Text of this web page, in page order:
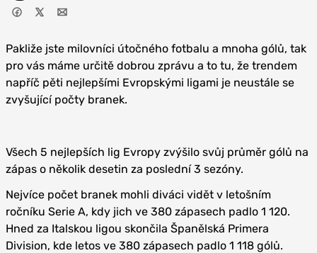
Pakliže jste milovníci útočného fotbalu a mnoha gólů, tak
pro vás máme určitě dobrou zprávu a to tu, že trendem
napříč pěti nejlepšími Evropskými ligami je neustále se
zvyšující počty branek.
Všech 5 nejlepších lig Evropy zvýšilo svůj průměr gólů na
zápas o několik desetin za poslední 3 sezóny.
Nejvíce počet branek mohli diváci vidět v letošním
ročníku Serie A, kdy jich ve 380 zápasech padlo 1 120.
Hned za Italskou ligou skončila Španělská Primera
Division, kde letos ve 380 zápasech padlo 1 118 gólů.